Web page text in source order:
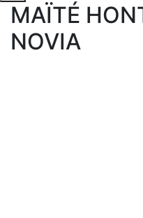
MAÏTÉ
NOVIA